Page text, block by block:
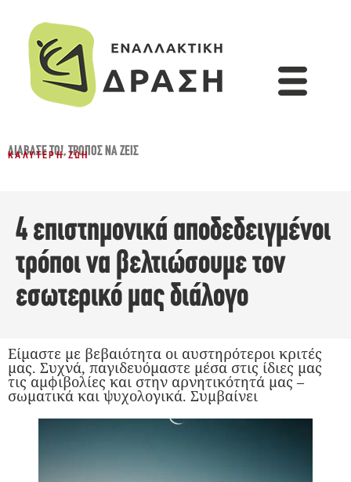
ΔΙΆΒΑΣΈ ΤΟ!,ΤΡΌΠΟΣ ΝΑ ΖΕΙΣ
ΚΑΛΎΤΕΡΗ ΖΩΉ
4 επιστημονικά αποδεδειγμένοι
τρόποι να βελτιώσουμε τον
εσωτερικό μας διάλογο
Είμαστε με βεβαιότητα οι αυστηρότεροι κριτές
μας. Συχνά, παγιδευόμαστε μέσα στις ίδιες μας
τις αμφιβολίες και στην αρνητικότητά μας –
σωματικά και ψυχολογικά. Συμβαίνει